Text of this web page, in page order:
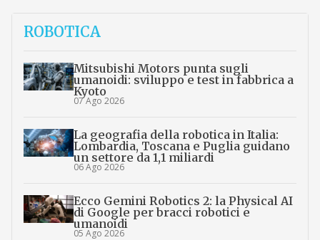
ROBOTICA
Mitsubishi Motors punta sugli
umanoidi: sviluppo e test in fabbrica a
Kyoto
07 Ago 2026
La geografia della robotica in Italia:
Lombardia, Toscana e Puglia guidano
un settore da 1,1 miliardi
06 Ago 2026
Ecco Gemini Robotics 2: la Physical AI
di Google per bracci robotici e
umanoidi
05 Ago 2026